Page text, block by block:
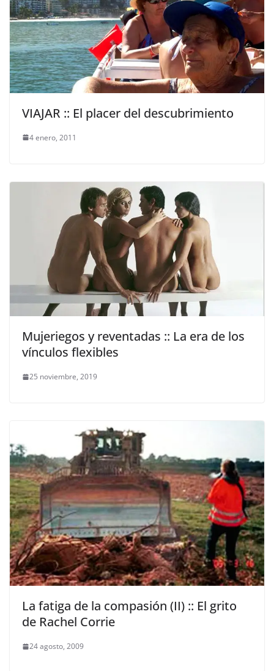
VIAJAR :: El placer del descubrimiento
4 enero, 2011
Mujeriegos y reventadas :: La era de los
vínculos flexibles
25 noviembre, 2019
La fatiga de la compasión (II) :: El grito
de Rachel Corrie
24 agosto, 2009